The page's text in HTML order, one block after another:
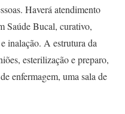
Haverá atendimento
Saúde Bucal, curativo,
inalação. A estrutura da
esterilização e preparo,
enfermagem, uma sala de